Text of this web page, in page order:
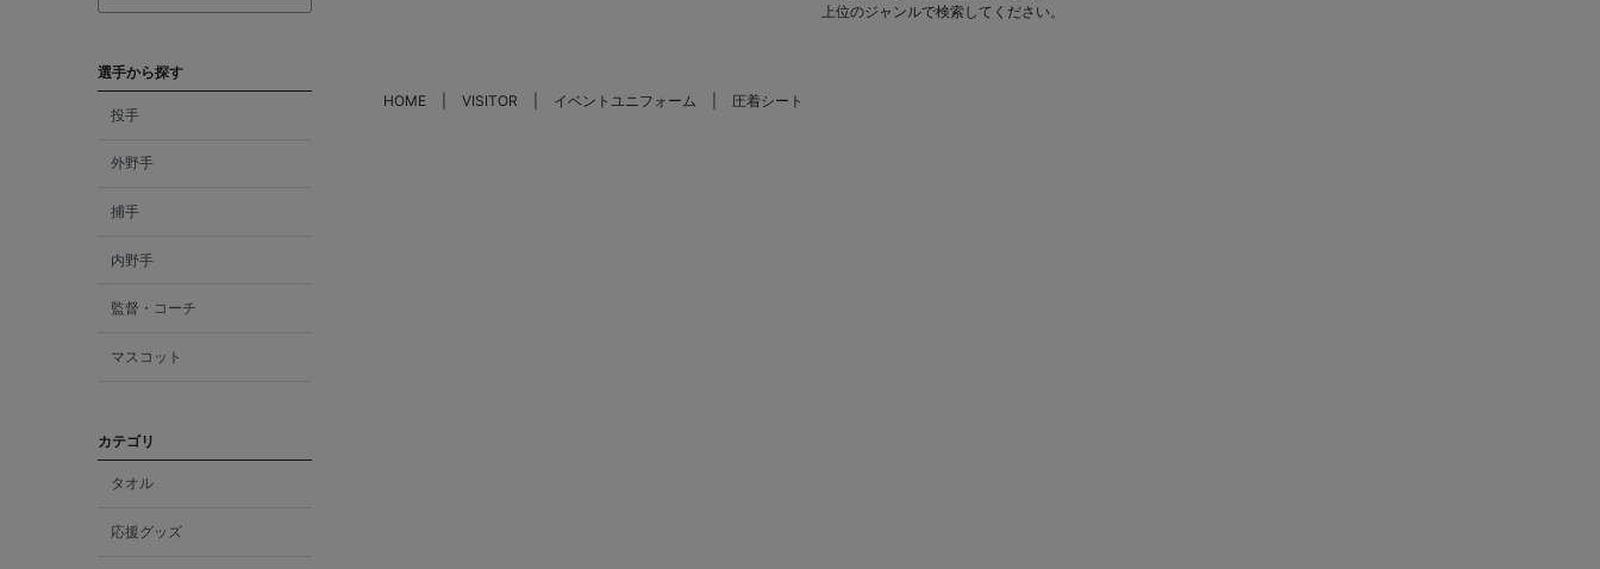
選手から探す
投手
外野手
捕手
内野手
監督・コーチ
マスコット
カテゴリ
タオル
応援グッズ
上位のジャンルで検索してください。
HOME VISITOR イベントユニフォーム 圧着シート